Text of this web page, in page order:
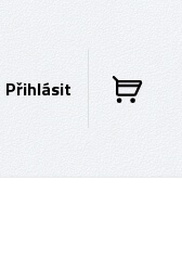
Přihlásit